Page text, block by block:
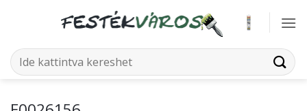
Keresés
a